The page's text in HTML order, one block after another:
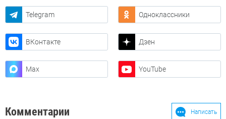
Telegram Одноклассники
ВКонтакте Дзен
Max YouTube
Комментарии Написать